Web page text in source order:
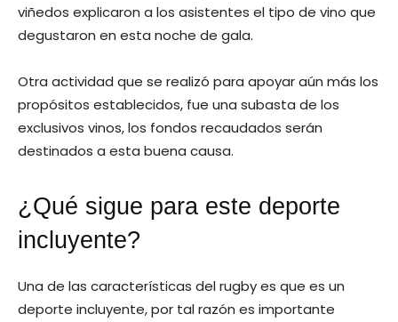
viñedos explicaron a los asistentes el tipo de vino que
degustaron en esta noche de gala.
Otra actividad que se realizó para apoyar aún más los
propósitos establecidos, fue una subasta de los
exclusivos vinos, los fondos recaudados serán
destinados a esta buena causa.
¿Qué sigue para este deporte
incluyente?
Una de las características del rugby es que es un
deporte incluyente, por tal razón es importante